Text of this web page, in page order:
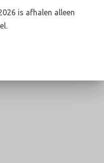
is afhalen alleen